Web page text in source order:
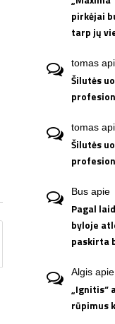
pirkėjai
tarp jų
tomas
Šilutės
tomas
Šilutės
Bus apie
Pagal
byloje
paskirta
Algis apie
„Ignitis“
rūpimus